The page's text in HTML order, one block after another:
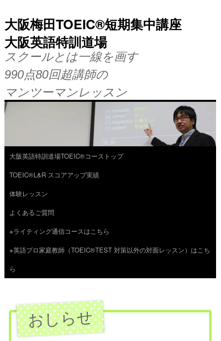
大阪梅田TOEIC®短期集中講座
大阪英語特訓道場
スクールとは一線を画す
990点80回超講師の
マンツーマンレッスン
コ
ン
テ
ン
ツ
へ
ス
大阪英語特訓道場TOEIC®コーストップ
TOEIC®L&R スコアアップ実績
体験レッスン
よくあるご質問
※ライティング通信コースはこちら
※英語プロ家庭教師（TOEIC®TEST 対策以外の対面レッスン）はこち
ら